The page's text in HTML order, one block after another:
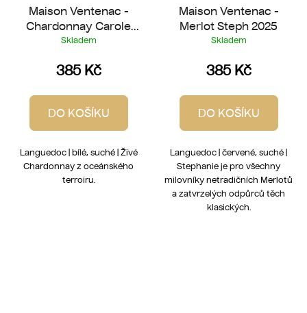
Maison Ventenac -
Chardonnay Carole
2025
Skladem
385 Kč
DO KOŠÍKU
Languedoc | bílé, suché | Živé
Chardonnay z oceánského
terroiru.
Maison Ventenac -
Merlot Steph 2025
Skladem
385 Kč
DO KOŠÍKU
Languedoc | červené, suché |
Stephanie je pro všechny
milovníky netradičních Merlotů
a zatvrzelých odpůrců těch
klasických.